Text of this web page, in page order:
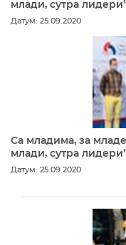
млади, сутра
Датум: 25.09.2020
Са младима, за
млади, сутра
Датум: 25.09.2020